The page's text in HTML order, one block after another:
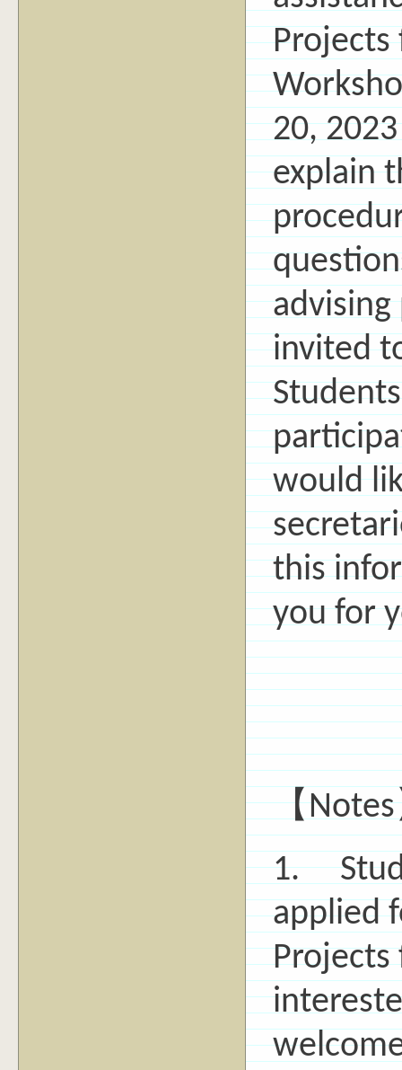
Projects
20,
explain
advising
invited
would
this
you for
【
1.
applied
Projects